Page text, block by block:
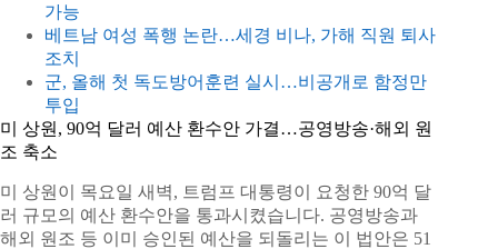
가능
베트남 여성 폭행 논란…세경 비나, 가해 직원 퇴사
조치
군, 올해 첫 독도방어훈련 실시…비공개로 함정만
투입
미 상원, 90억 달러 예산 환수안 가결…공영방송·해외 원
조 축소
미 상원이 목요일 새벽, 트럼프 대통령이 요청한 90억 달
러 규모의 예산 환수안을 통과시켰습니다. 공영방송과
해외 원조 등 이미 승인된 예산을 되돌리는 이 법안은 51